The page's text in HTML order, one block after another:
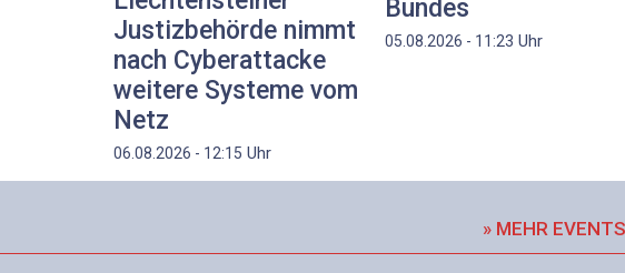
Justizbehörde nimmt
nach Cyberattacke
weitere Systeme vom
Netz
06.08.2026 - 12:15 Uhr
Bundes
05.08.2026 - 11:23 Uhr
» MEHR EVENTS